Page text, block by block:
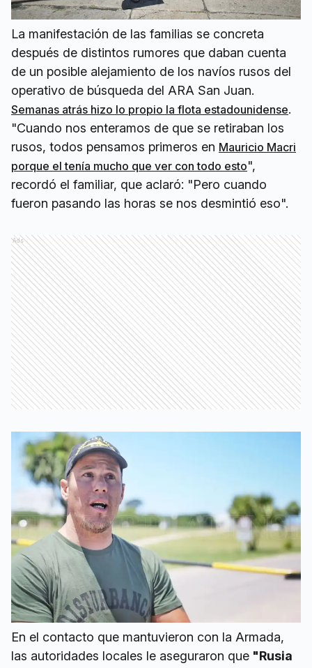
La manifestación de las familias se concreta
después de distintos rumores que daban cuenta
de un posible alejamiento de los navíos rusos del
operativo de búsqueda del ARA San Juan.
Semanas atrás hizo lo propio la flota estadounidense.
"Cuando nos enteramos de que se retiraban los
rusos, todos pensamos primeros en Mauricio Macri
porque el tenía mucho que ver con todo esto",
recordó el familiar, que aclaró: "Pero cuando
fueron pasando las horas se nos desmintió eso".
Ads
En el contacto que mantuvieron con la Armada,
las autoridades locales le aseguraron que "Rusia